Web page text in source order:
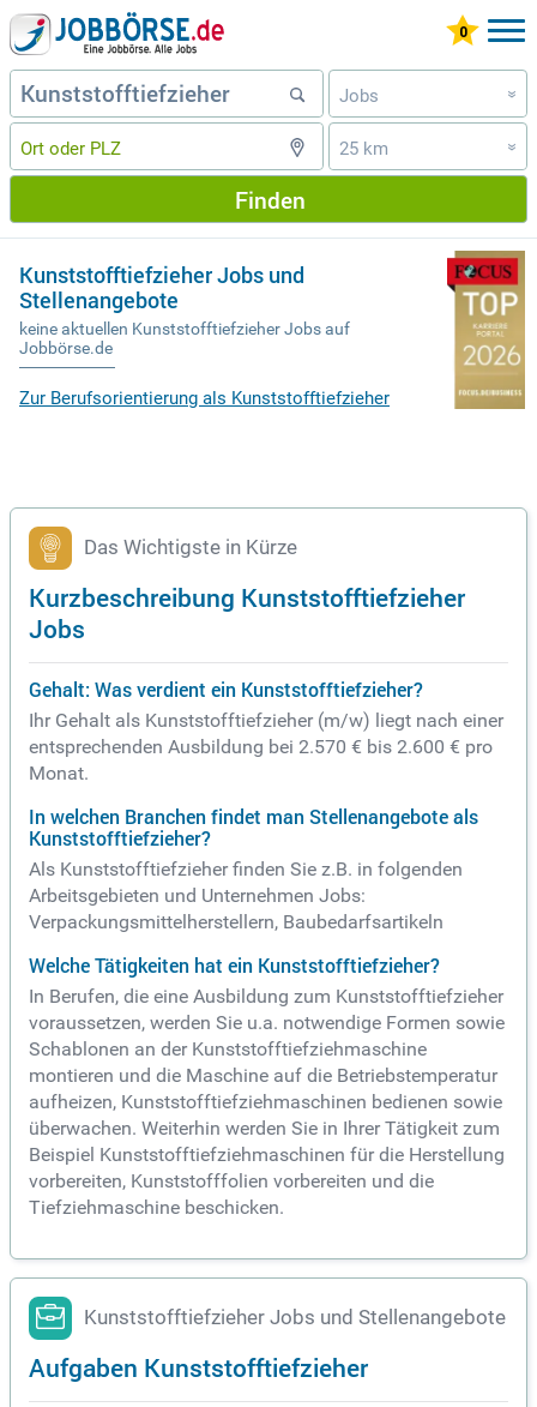
Jobs »
25 km »
Finden
Kunststofftiefzieher Jobs und
Stellenangebote
keine aktuellen Kunststofftiefzieher Jobs auf
Jobbörse.de
Zur Berufsorientierung als Kunststofftiefzieher
Das Wichtigste in Kürze
Kurzbeschreibung Kunststofftiefzieher
Jobs
Gehalt: Was verdient ein Kunststofftiefzieher?
Ihr Gehalt als Kunststofftiefzieher (m/w) liegt nach einer
entsprechenden Ausbildung bei 2.570 € bis 2.600 € pro
Monat.
In welchen Branchen findet man Stellenangebote als
Kunststofftiefzieher?
Als Kunststofftiefzieher finden Sie z.B. in folgenden
Arbeitsgebieten und Unternehmen Jobs:
Verpackungsmittelherstellern, Baubedarfsartikeln
Welche Tätigkeiten hat ein Kunststofftiefzieher?
In Berufen, die eine Ausbildung zum Kunststofftiefzieher
voraussetzen, werden Sie u.a. notwendige Formen sowie
Schablonen an der Kunststofftiefziehmaschine
montieren und die Maschine auf die Betriebstemperatur
aufheizen, Kunststofftiefziehmaschinen bedienen sowie
überwachen. Weiterhin werden Sie in Ihrer Tätigkeit zum
Beispiel Kunststofftiefziehmaschinen für die Herstellung
vorbereiten, Kunststofffolien vorbereiten und die
Tiefziehmaschine beschicken.
Kunststofftiefzieher Jobs und Stellenangebote
Aufgaben Kunststofftiefzieher